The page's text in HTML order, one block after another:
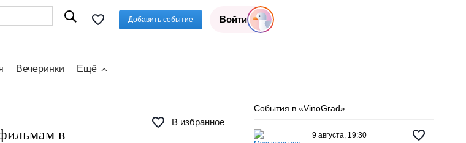
Добавить событие Войти
Вечеринки Ещё
В избранное
в
События в «VinoGrad»
9 августа, 19:30